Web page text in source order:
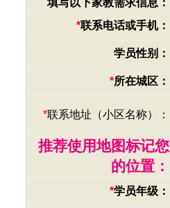
填写以下家教需求信息：
*联系电话或手机：
学员性别：
*所在城区：
*联系地址（小区名称）：
推荐使用地图标记您
的位置：
*学员年级：